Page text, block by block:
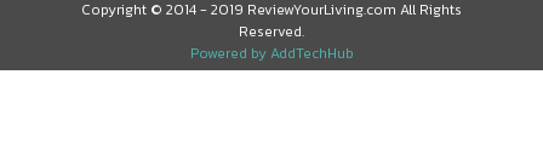
Copyright © 2014 - 2019 ReviewYourLiving.com All Rights
Reserved.
Powered by AddTechHub